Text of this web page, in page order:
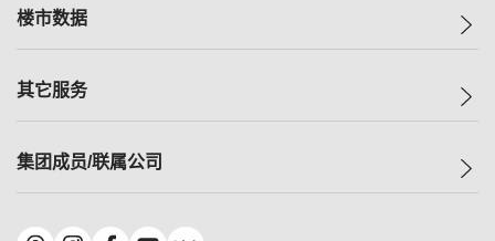
减价
美联豪宅
独家楼盘
租房
自助放盘
查询热线
按揭计算机
负担能力计算机
转按计算机
楼市数据
指数
历史成交
其它服务
小区专页
集团成员/联属公司
美联物业